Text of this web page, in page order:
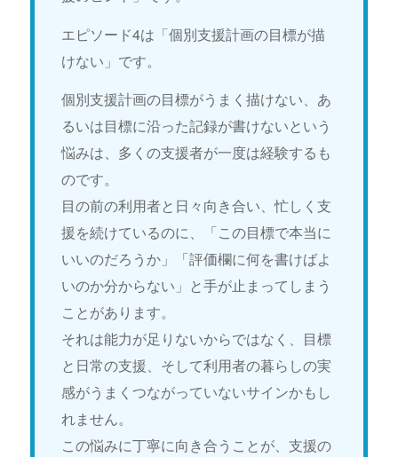
エピソード4は「個別支援計画の目標が描
けない」です。
個別支援計画の目標がうまく描けない、あ
るいは目標に沿った記録が書けないという
悩みは、多くの支援者が一度は経験するも
のです。
目の前の利用者と日々向き合い、忙しく支
援を続けているのに、「この目標で本当に
いいのだろうか」「評価欄に何を書けばよ
いのか分からない」と手が止まってしまう
ことがあります。
それは能力が足りないからではなく、目標
と日常の支援、そして利用者の暮らしの実
感がうまくつながっていないサインかもし
れません。
この悩みに丁寧に向き合うことが、支援の